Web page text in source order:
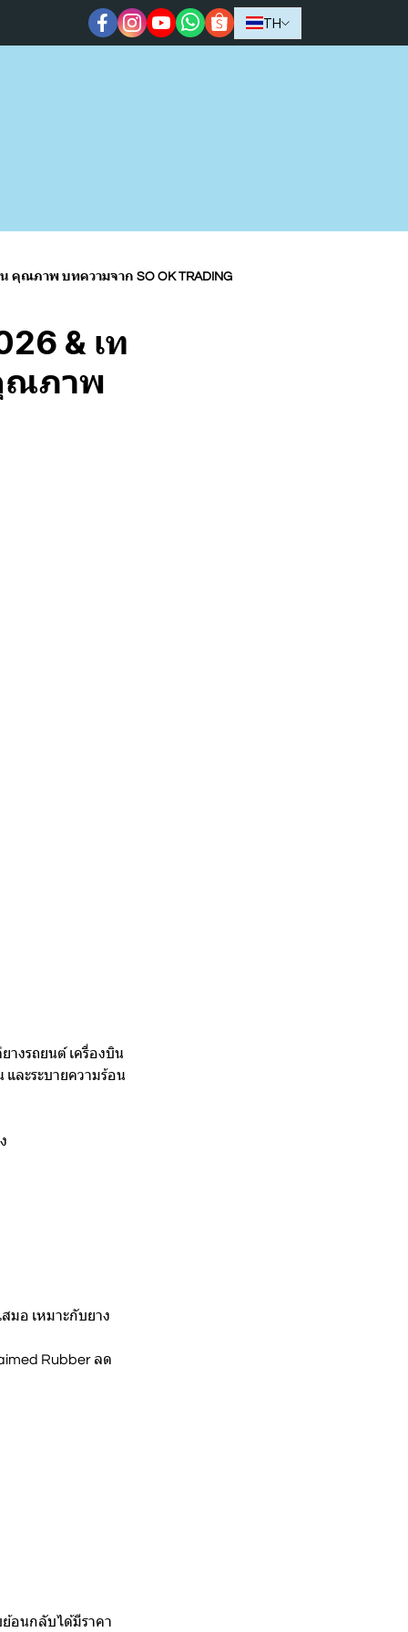
TH
คุณภาพ บทความจาก SO OK TRADING
& เท
ณภาพ
างรถยนต์ เครื่องบิน
ละระบายความร้อน
มอ เหมาะกับยาง
Rubber ลด
ย้อนกลับได้มีราคา